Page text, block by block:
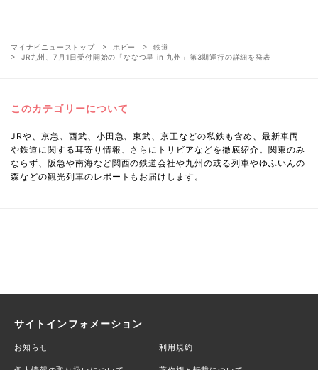
マイナビニューストップ ホビー
鉄道
JR九州、7月1日受付開始の「ななつ星 in 九州」第3期運行の詳細を発表
このカテゴリーについて
JRや、京急、西武、小田急、東武、京王などの私鉄も含め、最新車両
や鉄道に関する耳寄り情報、さらにトリビアなどを徹底紹介。関東のみ
ならず、阪急や南海など関西の鉄道会社や九州の或る列車やゆふいんの
森などの観光列車のレポートもお届けします。
サイトインフォメーション
お知らせ 利用規約